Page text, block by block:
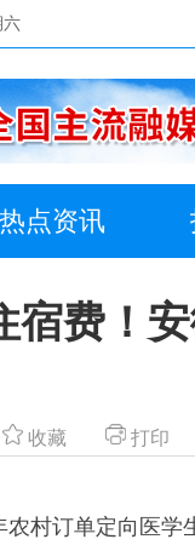
六
热点资讯
宿费！
收藏 打印
订单定向医学